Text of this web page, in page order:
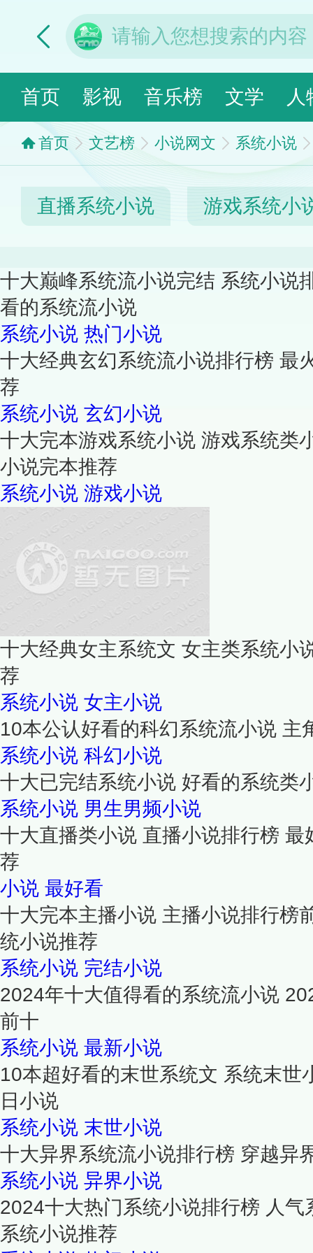
首页 影视 音乐榜 文学 人
首页 文艺榜 小说网文 系统小说
直播系统小说 游戏系统小
十大巅峰系统流小说完结 系统小说
看的系统流小说
系统小说 热门小说
十大经典玄幻系统流小说排行榜 最
荐
系统小说 玄幻小说
十大完本游戏系统小说 游戏系统类
小说完本推荐
系统小说 游戏小说
十大经典女主系统文 女主类系统小
荐
系统小说 女主小说
10本公认好看的科幻系统流小说 主
系统小说 科幻小说
十大已完结系统小说 好看的系统类
系统小说 男生男频小说
十大直播类小说 直播小说排行榜
荐
小说 最好看
十大完本主播小说 主播小说排行榜
统小说推荐
系统小说 完结小说
2024年十大值得看的系统流小说
前十
系统小说 最新小说
10本超好看的末世系统文 系统末世
日小说
系统小说 末世小说
十大异界系统流小说排行榜 穿越异
系统小说 异界小说
2024十大热门系统小说排行榜 人
系统小说推荐